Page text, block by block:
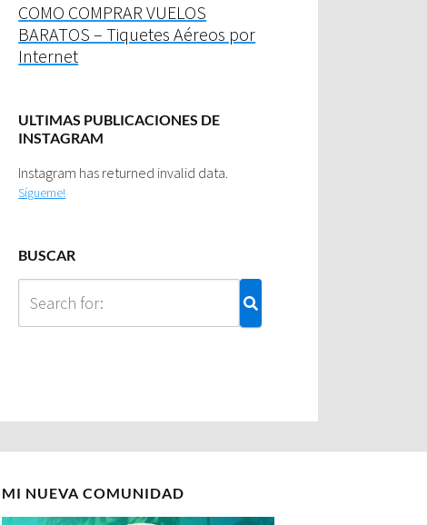
COMO COMPRAR VUELOS
BARATOS – Tiquetes Aéreos por
Internet
ULTIMAS PUBLICACIONES DE
INSTAGRAM
Instagram has returned invalid data.
Sígueme!
BUSCAR
MI NUEVA COMUNIDAD